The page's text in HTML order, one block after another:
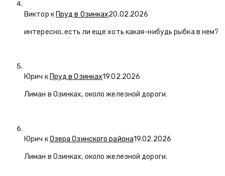
Виктор к Пруд в Озинках20.02.2026
интересно, есть ли еще хоть какая-нибудь рыбка в нем?
Юрич к Пруд в Озинках19.02.2026
Лиман в Озинках, около железной дороги.
Юрич кОзера Озинского района19.02.2026
Лиман в Озинках, около железной дороги.